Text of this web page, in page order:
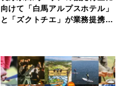
向けて「白馬アルプスホテル」
と「ズクトチエ」が業務提携開